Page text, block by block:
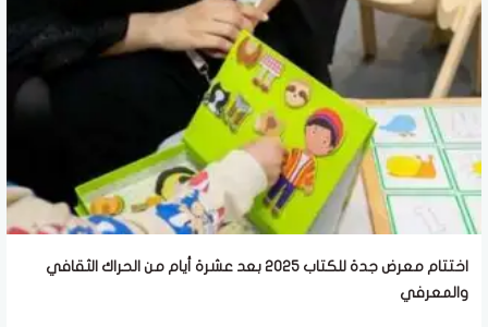
اختتام معرض جدة للكتاب 2025 بعد عشرة أيام من الحراك الثقافي
والمعرفي